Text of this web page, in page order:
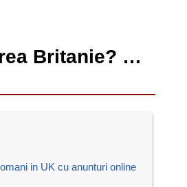
Britanie? …
in UK cu anunturi online